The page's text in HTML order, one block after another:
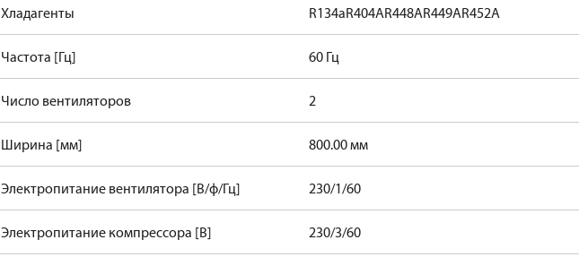
Хладагенты R134aR404AR448AR449AR452A
Частота [Гц] 60 Гц
Число вентиляторов 2
Ширина [мм] 800.00 мм
Электропитание вентилятора [В/ф/Гц] 230/1/60
Электропитание компрессора [В] 230/3/60